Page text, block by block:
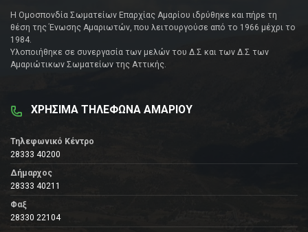
Η Ομοσπονδία Σωματείων Επαρχίας Αμαρίου ιδρύθηκε και πήρε τη
θέση της Ένωσης Αμαριωτών, που λειτουργούσε από το 1966 μέχρι το
1984.
Υλοποιήθηκε σε συνεργασία των μελών του Δ.Σ και των Δ.Σ των
Αμαριώτικων Σωματείων της Αττικής.
ΧΡΗΣΙΜΑ ΤΗΛΕΦΩΝΑ ΑΜΑΡΙΟΥ
Τηλεφωνικό Κέντρο
28333 40200
Δήμαρχος
28333 40211
Φαξ
28330 22104